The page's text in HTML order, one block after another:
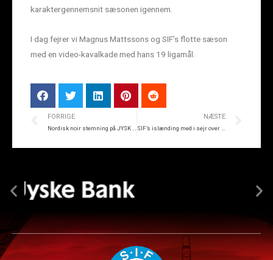
karaktergennemsnit sæsonen igennem.
I dag fejrer vi Magnus Mattssons og SIF’s flotte sæson
med en video-kavalkade med hans 19 ligamål.
FORRIGE NÆSTE